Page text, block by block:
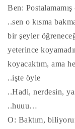
Ben:
..sen o kısma
bir şeyler
yeterince
koyacaktım, ama
..işte öyle
..Hadi, nerdesin,
..huuu…
O: Baktım,